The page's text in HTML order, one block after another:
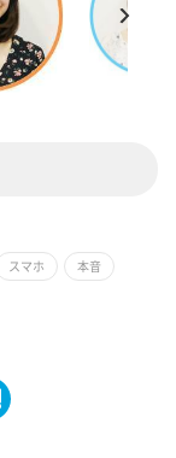
スマホ 本音